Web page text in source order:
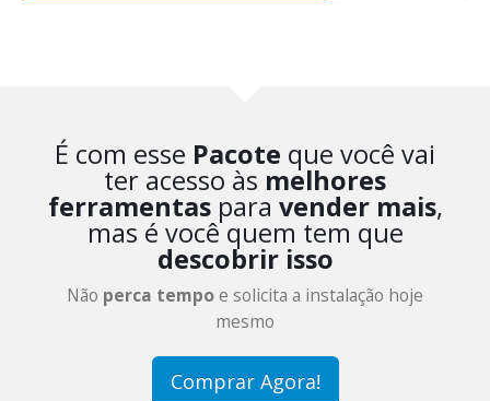
É com esse Pacote que você vai
ter acesso às melhores
ferramentaspara vender mais,
mas é você quem tem que
descobrir isso
Não perca tempoe solicita a instalação hoje
mesmo
Comprar Agora!